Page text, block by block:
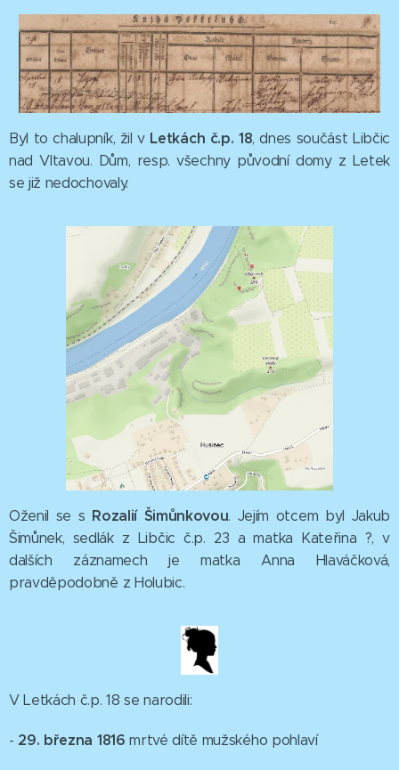
Byl to chalupník, žil v Letkách č.p. 18, dnes součást Libčic
nad Vltavou. Dům, resp. všechny původní domy z Letek
se již nedochovaly.
Oženil se s Rozalií Šimůnkovou. Jejím otcem byl Jakub
Šimůnek, sedlák z Libčic č.p. 23 a matka Kateřina ?, v
dalších záznamech je matka Anna Hlaváčková,
pravděpodobně z Holubic.
V Letkách č.p. 18 se narodili:
- 29. března 1816 mrtvé dítě mužského pohlaví